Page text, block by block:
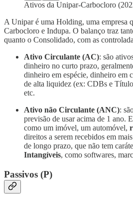
Ativos da Unipar-Carbocloro
A Unipar é uma Holding, uma empresa
Carbocloro e Indupa. O balanço traz
quanto o Consolidado, com as
Ativo Circulante (AC): são
dinheiro no curto prazo,
dinheiro em espécie, dinheiro em
de alta liquidez (ex: CDBs e
etc.
Ativo não Circulante (ANC):
previsão de usar acima de 1 ano.
como um imóvel, um automóvel,
direitos a serem recebidos em
de longo prazo, que não tem
Intangíveis, como softwares,
Passivos (P)